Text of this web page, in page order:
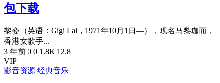
包下载
黎姿（英语：Gigi Lai，1971年10月1日—），现名马黎珈而，
香港女歌手...
3 年前 0 0 1.8K 12.8
VIP
影音资源 经典音乐